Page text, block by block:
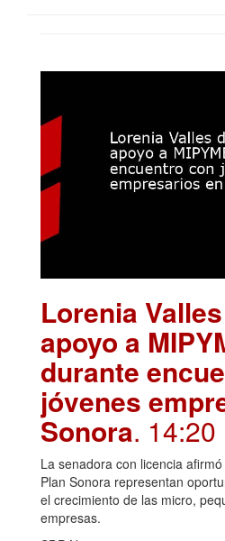
Lorenia
apoyo a
durante
jóvenes
Sonora. 14:20
La senadora con licencia
Plan Sonora representan
el crecimiento de las micro,
empresas.